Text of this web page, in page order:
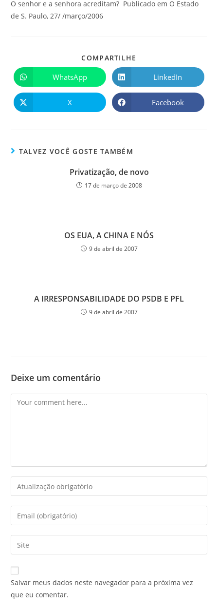
O senhor e a senhora acreditam? Publicado em O Estado
de S. Paulo, 27/ /março/2006
COMPARTILHE
WhatsApp LinkedIn
X Facebook
TALVEZ VOCÊ GOSTE TAMBÉM
Privatização, de novo
17 de março de 2008
OS EUA, A CHINA E NÓS
9 de abril de 2007
A IRRESPONSABILIDADE DO PSDB E PFL
9 de abril de 2007
Deixe um comentário
Salvar meus dados neste navegador para a próxima vez
que eu comentar.